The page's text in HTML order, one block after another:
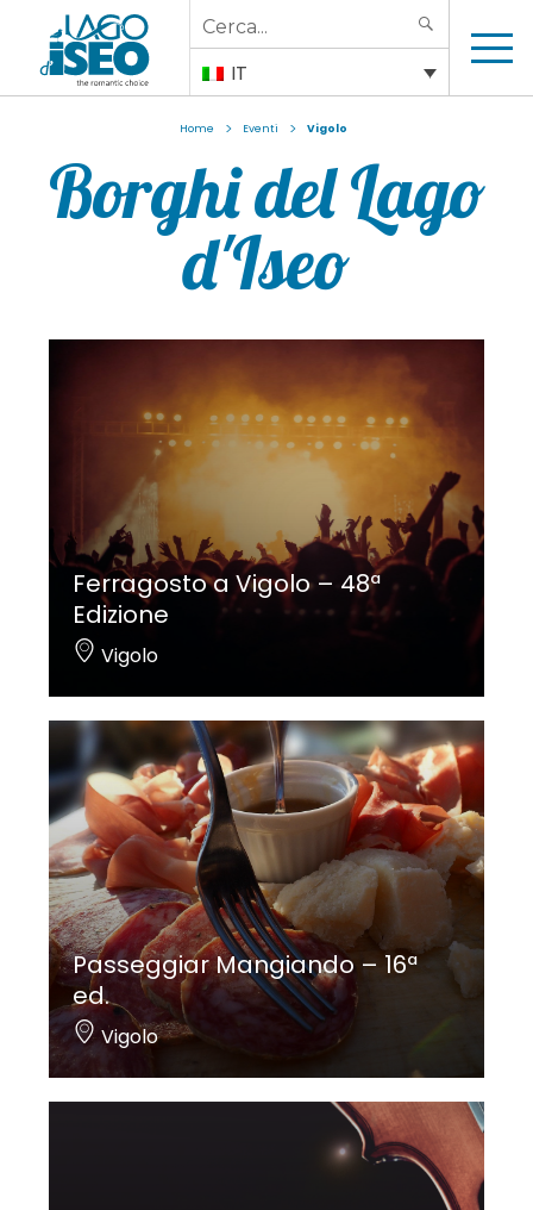
Search
for:
IT
Home > Eventi > Vigolo
Borghi del Lago
d'Iseo
Ferragosto a Vigolo – 48ª
Edizione
Vigolo
Passeggiar Mangiando – 16ª
ed.
Vigolo